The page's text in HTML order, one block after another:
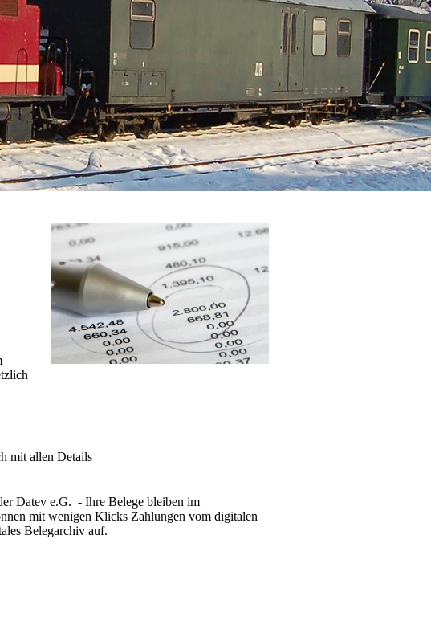
mit allen Details
Datev e.G. - Ihre Belege bleiben im
mit wenigen Klicks Zahlungen vom digitalen
Belegarchiv auf.